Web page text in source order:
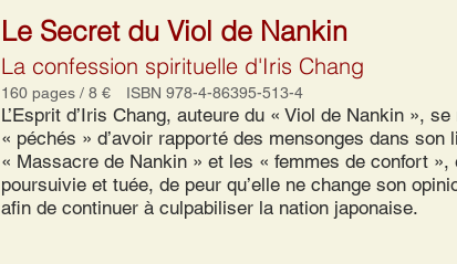
Le Secret du Viol de Nankin
La confession spirituelle d'Iris Chang
160 pages / 8 € ISBN 978-4-86395-513-4
L’Esprit d’Iris Chang, auteure du « Viol de Nankin »,
« péchés » d’avoir rapporté des mensonges dans
« Massacre de Nankin » et les « femmes de confort »,
poursuivie et tuée, de peur qu’elle ne change son
afin de continuer à culpabiliser la nation japonaise.